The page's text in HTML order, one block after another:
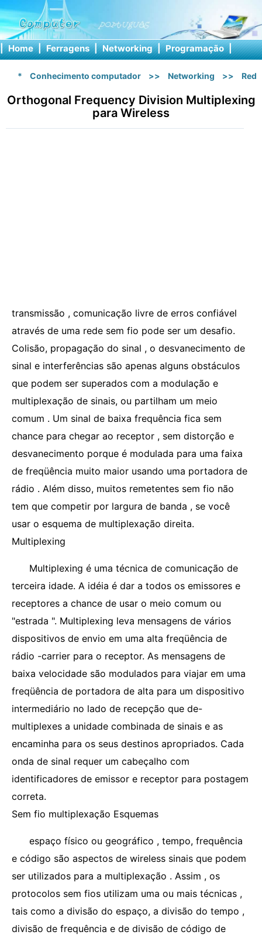
| Home | Ferragens | Networking | Programação |
* Conhecimento computador >> Networking >>
Orthogonal Frequency Division Multiplexing
para Wireless
transmissão , comunicação livre de erros confiável
através de uma rede sem fio pode ser um desafio.
Colisão, propagação do sinal , o desvanecimento de
sinal e interferências são apenas alguns obstáculos
que podem ser superados com a modulação e
multiplexação de sinais, ou partilham um meio
comum . Um sinal de baixa frequência fica sem
chance para chegar ao receptor , sem distorção e
desvanecimento porque é modulada para uma faixa
de freqüência muito maior usando uma portadora de
rádio . Além disso, muitos remetentes sem fio não
tem que competir por largura de banda , se você
usar o esquema de multiplexação direita.
Multiplexing
Multiplexing é uma técnica de comunicação de
terceira idade. A idéia é dar a todos os emissores e
receptores a chance de usar o meio comum ou
"estrada ". Multiplexing leva mensagens de vários
dispositivos de envio em uma alta freqüência de
rádio -carrier para o receptor. As mensagens de
baixa velocidade são modulados para viajar em uma
freqüência de portadora de alta para um dispositivo
intermediário no lado de recepção que de-
multiplexes a unidade combinada de sinais e as
encaminha para os seus destinos apropriados. Cada
onda de sinal requer um cabeçalho com
identificadores de emissor e receptor para postagem
correta.
Sem fio multiplexação Esquemas
espaço físico ou geográfico , tempo, frequência
e código são aspectos de wireless sinais que podem
ser utilizados para a multiplexação . Assim , os
protocolos sem fios utilizam uma ou mais técnicas ,
tais como a divisão do espaço, a divisão do tempo ,
divisão de frequência e de divisão de código de